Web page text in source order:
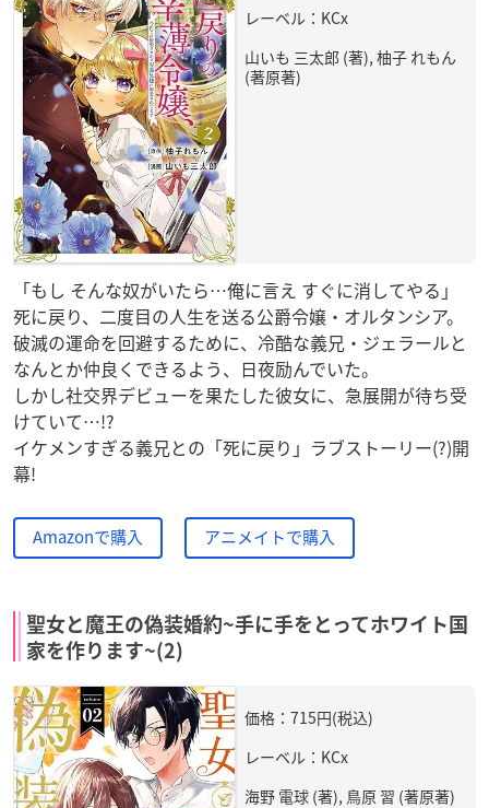
レーベル：KCx
山いも 三太郎 (著), 柚子 れもん
(著原著)
「もし そんな奴がいたら…俺に言え すぐに消してやる」
死に戻り、二度目の人生を送る公爵令嬢・オルタンシア。
破滅の運命を回避するために、冷酷な義兄・ジェラールと
なんとか仲良くできるよう、日夜励んでいた。
しかし社交界デビューを果たした彼女に、急展開が待ち受
けていて…!?
イケメンすぎる義兄との「死に戻り」ラブストーリー(?)開
幕!
Amazonで購入 アニメイトで購入
聖女と魔王の偽装婚約~手に手をとってホワイト国
家を作ります~(2)
価格：715円(税込)
レーベル：KCx
海野 電球 (著), 鳥原 習 (著原著)